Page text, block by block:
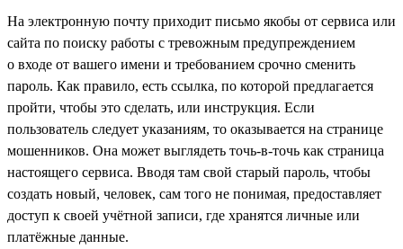
На электронную почту приходит письмо якобы от сервиса или
сайта по поиску работы с тревожным предупреждением
о входе от вашего имени и требованием срочно сменить
пароль. Как правило, есть ссылка, по которой предлагается
пройти, чтобы это сделать, или инструкция. Если
пользователь следует указаниям, то оказывается на странице
мошенников. Она может выглядеть точь-в-точь как страница
настоящего сервиса. Вводя там свой старый пароль, чтобы
создать новый, человек, сам того не понимая, предоставляет
доступ к своей учётной записи, где хранятся личные или
платёжные данные.